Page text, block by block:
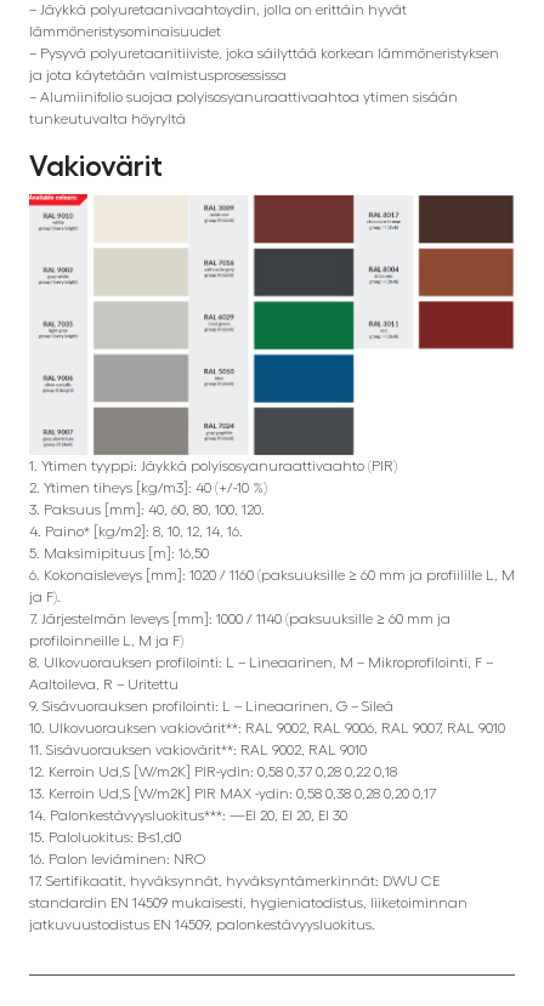
– Jäykkä polyuretaanivaahtoydin, jolla on erittäin hyvät
lämmöneristysominaisuudet
– Pysyvä polyuretaanitiiviste, joka säilyttää korkean lämmöneristyksen
ja jota käytetään valmistusprosessissa
– Alumiinifolio suojaa polyisosyanuraattivaahtoa ytimen sisään
tunkeutuvalta höyryltä
Vakiovärit
1. Ytimen tyyppi: Jäykkä polyisosyanuraattivaahto (PIR)
2. Ytimen tiheys [kg/m3]: 40 (+/-10 %)
3. Paksuus [mm]: 40, 60, 80, 100, 120.
4. Paino* [kg/m2]: 8, 10, 12, 14, 16.
5. Maksimipituus [m]: 16,50
6. Kokonaisleveys [mm]: 1020 / 1160 (paksuuksille ≥ 60 mm ja profiilille L, M
ja F).
7. Järjestelmän leveys [mm]: 1000 / 1140 (paksuuksille ≥ 60 mm ja
profiloinneille L, M ja F)
8. Ulkovuorauksen profilointi: L – Lineaarinen, M – Mikroprofilointi, F –
Aaltoileva, R – Uritettu
9. Sisävuorauksen profilointi: L – Lineaarinen, G – Sileä
10. Ulkovuorauksen vakiovärit**: RAL 9002, RAL 9006, RAL 9007, RAL 9010
11. Sisävuorauksen vakiovärit**: RAL 9002, RAL 9010
12. Kerroin Ud,S [W/m2K] PIR-ydin: 0,58 0,37 0,28 0,22 0,18
13. Kerroin Ud,S [W/m2K] PIR MAX -ydin: 0,58 0,38 0,28 0,20 0,17
14. Palonkestävyysluokitus***: —EI 20, EI 20, EI 30
15. Paloluokitus: B-s1,d0
16. Palon leviäminen: NRO
17. Sertifikaatit, hyväksynnät, hyväksyntämerkinnät: DWU CE
standardin EN 14509 mukaisesti, hygieniatodistus, liiketoiminnan
jatkuvuustodistus EN 14509, palonkestävyysluokitus.